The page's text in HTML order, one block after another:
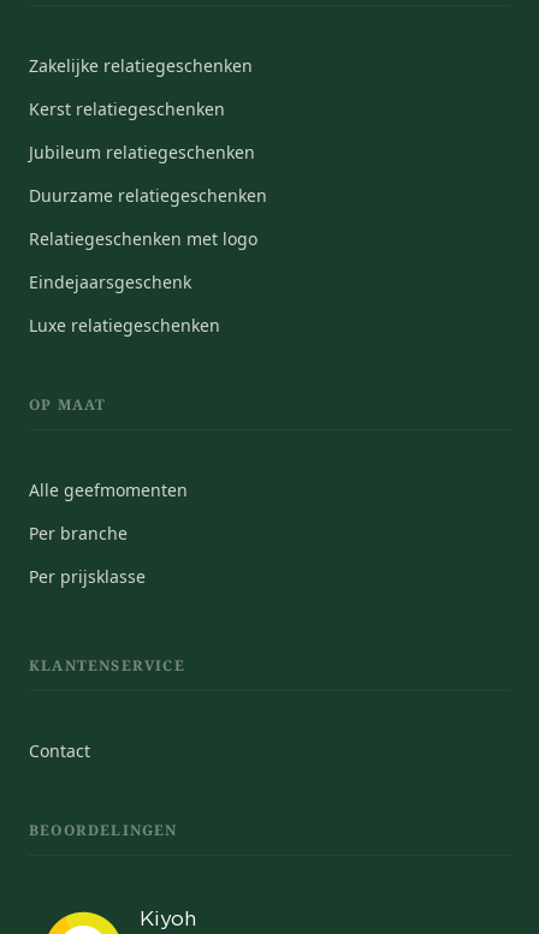
Zakelijke relatiegeschenken
Kerst relatiegeschenken
Jubileum relatiegeschenken
Duurzame relatiegeschenken
Relatiegeschenken met logo
Eindejaarsgeschenk
Luxe relatiegeschenken
OP MAAT
Alle geefmomenten
Per branche
Per prijsklasse
KLANTENSERVICE
Contact
BEOORDELINGEN